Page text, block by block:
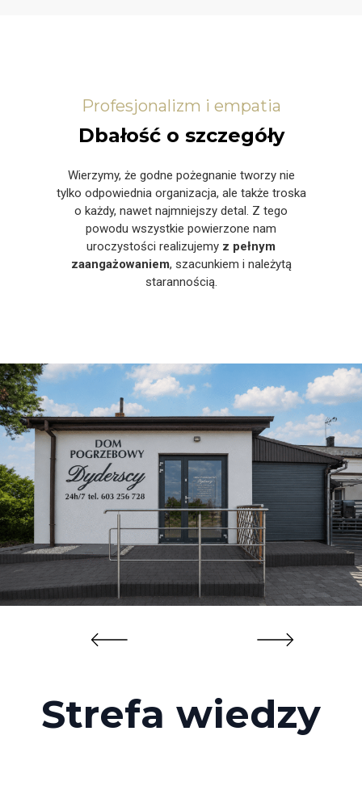
Profesjonalizm i empatia
Dbałość o szczegóły
Wierzymy, że godne pożegnanie tworzy nie
tylko odpowiednia organizacja, ale także troska
o każdy, nawet najmniejszy detal. Z tego
powodu wszystkie powierzone nam
uroczystości realizujemy z pełnym
zaangażowaniem, szacunkiem i należytą
starannością.
Strefa wiedzy